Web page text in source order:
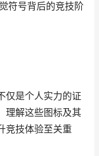
符号背后的竞技阶
仅是个人实力的证
理解这些图标及其
竞技体验至关重